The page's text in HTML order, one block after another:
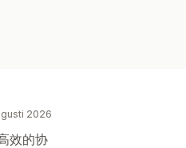
2026
效的协